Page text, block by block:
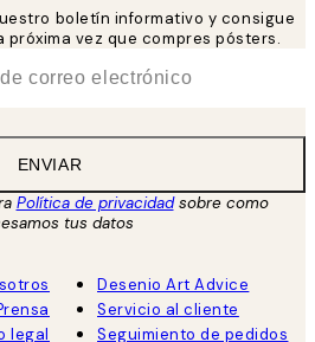
boletín informativo y consigue
próxima vez que compres pósters.
ENVIAR
Política de privacidadsobre como
tus datos
legal
Desenio Art Advice
Servicio al cliente
Seguimiento de pedidos